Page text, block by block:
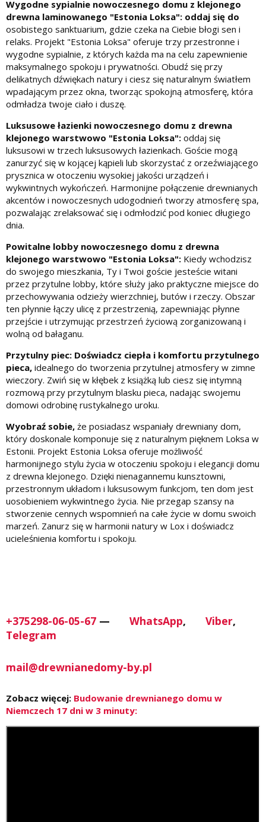
Wygodne sypialnie nowoczesnego domu z klejonego
drewna laminowanego "Estonia Loksa": oddaj się do
osobistego sanktuarium, gdzie czeka na Ciebie błogi sen i
relaks. Projekt "Estonia Loksa" oferuje trzy przestronne i
wygodne sypialnie, z których każda ma na celu zapewnienie
maksymalnego spokoju i prywatności. Obudź się przy
delikatnych dźwiękach natury i ciesz się naturalnym światłem
wpadającym przez okna, tworząc spokojną atmosferę, która
odmładza twoje ciało i duszę.
Luksusowe łazienki nowoczesnego domu z drewna
klejonego warstwowo "Estonia Loksa": oddaj się
luksusowi w trzech luksusowych łazienkach. Goście mogą
zanurzyć się w kojącej kąpieli lub skorzystać z orzeźwiającego
prysznica w otoczeniu wysokiej jakości urządzeń i
wykwintnych wykończeń. Harmonijne połączenie drewnianych
akcentów i nowoczesnych udogodnień tworzy atmosferę spa,
pozwalając zrelaksować się i odmłodzić pod koniec długiego
dnia.
Powitalne lobby nowoczesnego domu z drewna
klejonego warstwowo "Estonia Loksa": Kiedy wchodzisz
do swojego mieszkania, Ty i Twoi goście jesteście witani
przez przytulne lobby, które służy jako praktyczne miejsce do
przechowywania odzieży wierzchniej, butów i rzeczy. Obszar
ten płynnie łączy ulicę z przestrzenią, zapewniając płynne
przejście i utrzymując przestrzeń życiową zorganizowaną i
wolną od bałaganu.
Przytulny piec: Doświadcz ciepła i komfortu przytulnego
pieca, idealnego do tworzenia przytulnej atmosfery w zimne
wieczory. Zwiń się w kłębek z książką lub ciesz się intymną
rozmową przy przytulnym blasku pieca, nadając swojemu
domowi odrobinę rustykalnego uroku.
Wyobraź sobie, że posiadasz wspaniały drewniany dom,
który doskonale komponuje się z naturalnym pięknem Loksa w
Estonii. Projekt Estonia Loksa oferuje możliwość
harmonijnego stylu życia w otoczeniu spokoju i elegancji domu
z drewna klejonego. Dzięki nienagannemu kunsztowni,
przestronnym układom i luksusowym funkcjom, ten dom jest
uosobieniem wykwintnego życia. Nie przegap szansy na
stworzenie cennych wspomnień na całe życie w domu swoich
marzeń. Zanurz się w harmonii natury w Lox i doświadcz
ucieleśnienia komfortu i spokoju.
+375298-06-05-67 — WhatsApp, Viber,
Telegram
mail@drewnianedomy-by.pl
Zobacz więcej: Budowanie drewnianego domu w
Niemczech 17 dni w 3 minuty: